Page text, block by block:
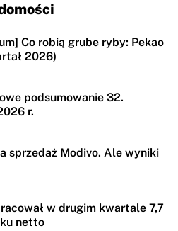
Co robią grube ryby: Pekao
2026)
podsumowanie 32.
r.
sprzedaż Modivo. Ale wyniki
w drugim kwartale 7,7
netto